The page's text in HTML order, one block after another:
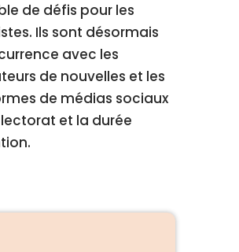
de défis pour les
Ils sont désormais
avec les
de nouvelles et les
de médias sociaux
et la durée